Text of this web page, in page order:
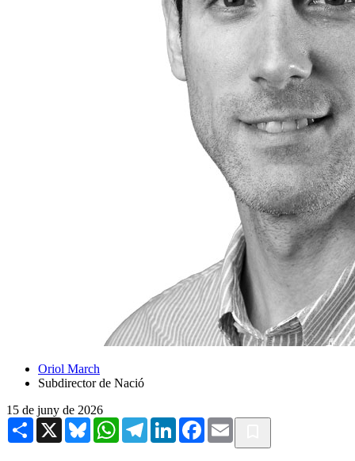
Oriol March
Subdirector de Nació
15 de juny de 2026
Share X BlueskyWhatsAppTelegramLinkedInFacebook
Email